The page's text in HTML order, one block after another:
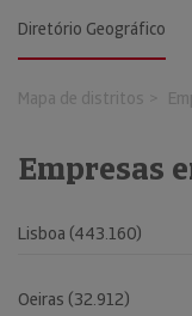
Diretório Geográfico
Mapa de distritos
Empresas